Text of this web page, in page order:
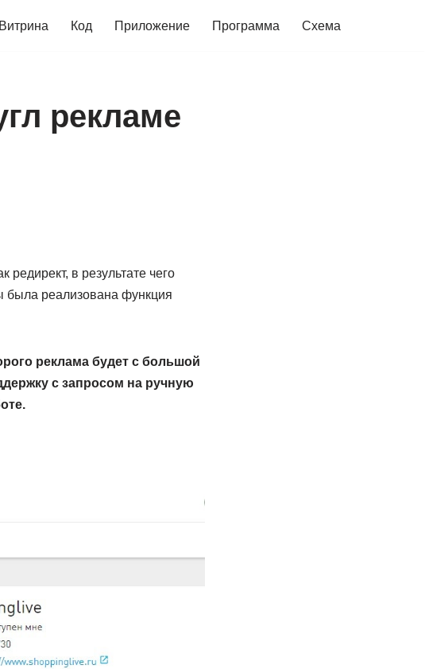
Витрина Код Приложение Программа Схема
рекламе
в результате чего
была реализована функция
реклама будет с большой
с запросом на ручную